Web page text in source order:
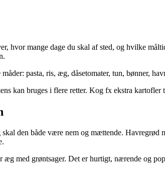
hvor mange dage du skal af sted, og hvilke
pasta, ris, æg, dåsetomater, tun, bønner,
kan bruges i flere retter. Kog fx ekstra
den både være nem og mættende.
med grøntsager. Det er hurtigt, nærende og